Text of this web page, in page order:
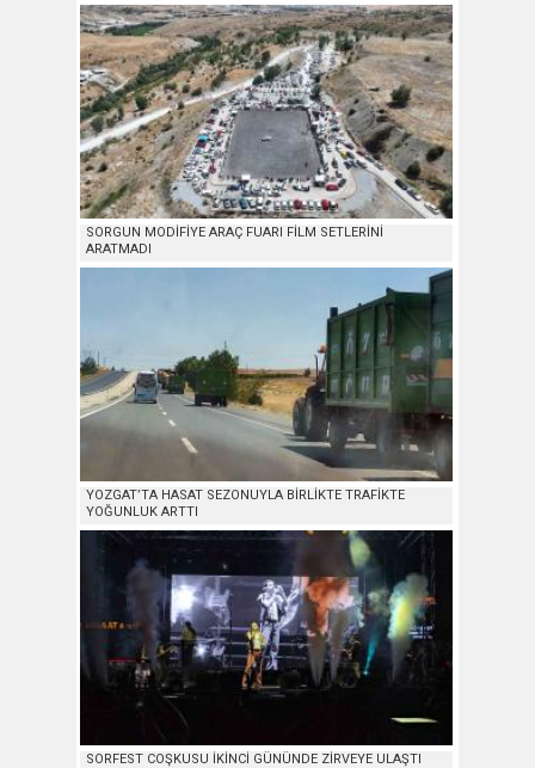
SORGUN MODİFİYE ARAÇ FUARI FİLM SETLERİNİ
ARATMADI
YOZGAT’TA HASAT SEZONUYLA BİRLİKTE TRAFİKTE
YOĞUNLUK ARTTI
SORFEST COŞKUSU İKİNCİ GÜNÜNDE ZİRVEYE ULAŞTI